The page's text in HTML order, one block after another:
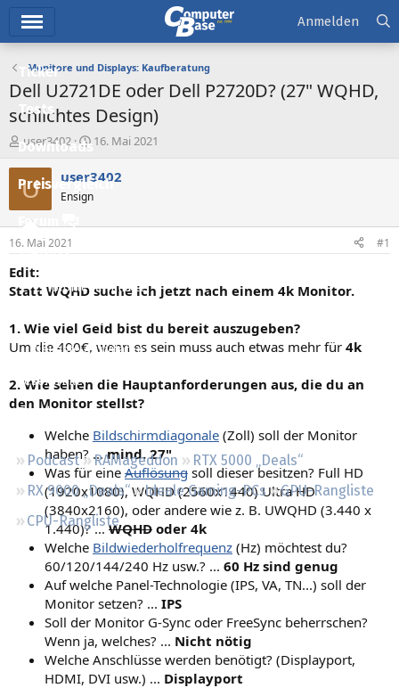
Ticker
Tests
Downloads
Preisvergleich
Forum
Aktuelles
Empfohlene Inhalte
Neueste Aktivitäten
Leserartikel
Regeln
Podcast RAMageddon
RTX 5000 „Deals“
RX 9000 „Deals“
Ideale Gaming-PCs
GPU-Rangliste
CPU-Rangliste
Anmelden
Monitore und Displays: Kaufberatung
Dell U2721DE oder Dell P2720D? (27" WQHD,
schlichtes Design)
E
r
s
t
e
r
user3402
E
s
e
t
16. Mai 2021
U user3402
Ensign
16. Mai 2021 #1
Edit:
Statt WQHD suche ich jetzt nach einem 4k Monitor.
1. Wie viel Geld bist du bereit auszugeben?
Um die 400€, wenn es sein muss auch etwas mehr für 4k
2. Wie sehen die Hauptanforderungen aus, die du an
den Monitor stellst?
Welche Bildschirmdiagonale (Zoll) soll der Monitor
haben? ...mind. 27"
Was für eine Auflösung soll dieser besitzen? Full HD
(1920x1080), WQHD (2560x1440) Ultra HD
(3840x2160), oder andere wie z. B. UWQHD (3.440 x
1.440)? ... WQHD oder 4k
Welche Bildwiederholfrequenz (Hz) möchtest du?
60/120/144/240 Hz usw.? ... 60 Hz sind genug
Auf welche Panel-Technologie (IPS, VA, TN...) soll der
Monitor setzen? ... IPS
Soll der Monitor G-Sync oder FreeSync beherrschen?
Wenn ja, welches? ... Nicht nötig
Welche Anschlüsse werden benötigt? (Displayport,
HDMI, DVI usw.) ... Displayport